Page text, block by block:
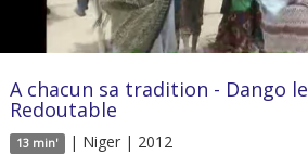
A chacun sa tradition - Dango le
Redoutable
13 min' | Niger | 2012